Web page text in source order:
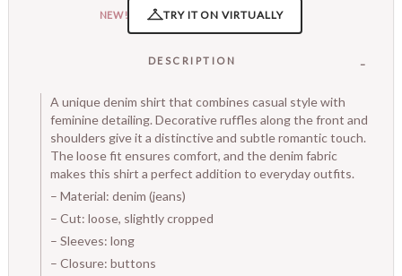
NEW! TRY IT ON VIRTUALLY
DESCRIPTION
A unique denim shirt that combines casual style with
feminine detailing. Decorative ruffles along the front and
shoulders give it a distinctive and subtle romantic touch.
The loose fit ensures comfort, and the denim fabric
makes this shirt a perfect addition to everyday outfits.
– Material: denim (jeans)
– Cut: loose, slightly cropped
– Sleeves: long
– Closure: buttons